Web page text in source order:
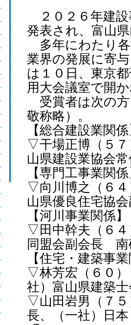
２０２６年建設
発表され、富山
多年にわたり各
業界の発展に寄
は１０日、東京
用大会議室で開
受賞者は次の方
敬称略）。
【総合建設業関
▽干場正博（５７
山県建設業協会
【専門工事業関
▽向川博之（６４
山県優良住宅協
【河川事業関係】
▽田中幹夫（６４
同盟会副会長 南
【住宅・建築事
▽林芳宏（６０）
社）富山県建築
▽山田岩男（７
長、（一社）日